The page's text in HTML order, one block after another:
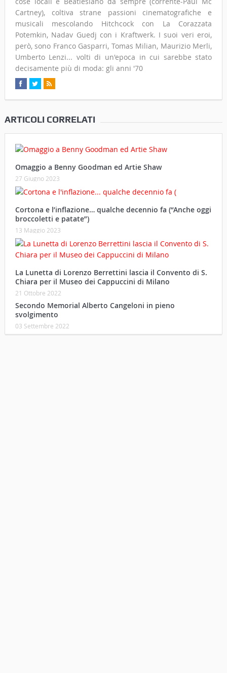
Cartney), coltiva strane passioni cinematografiche e
musicali mescolando Hitchcock con La Corazzata
Potemkin, Nadav Guedj con i Kraftwerk. I suoi veri eroi,
però, sono Franco Gasparri, Tomas Milian, Maurizio Merli,
Umberto Lenzi... volti di un'epoca in cui sarebbe stato
decisamente più di moda: gli anni '70
ARTICOLI CORRELATI
Omaggio a Benny Goodman ed Artie Shaw
27 Giugno 2023
Cortona e l’inflazione… qualche decennio fa (“Anche oggi
broccoletti e patate”)
13 Maggio 2023
La Lunetta di Lorenzo Berrettini lascia il Convento di S.
Chiara per il Museo dei Cappuccini di Milano
21 Ottobre 2022
Secondo Memorial Alberto Cangeloni in pieno
svolgimento
03 Settembre 2022